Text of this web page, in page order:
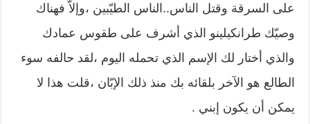
على السرقة وقتل الناس..الناس الطيّبين ،وإلاّ فهناك
وصيّك طرانكيلينو الذي أشرف على طقوس عمادك
والذي أختار لك الإسم الذي تحمله اليوم ،لقد حالفه سوء
الطالع هو الآخر بلقائه بك منذ ذلك الإبّان ،قلت هذا لا
يمكن أن يكون إبني .